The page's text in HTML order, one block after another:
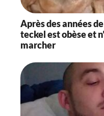
Après des années
teckel est obèse et
marcher